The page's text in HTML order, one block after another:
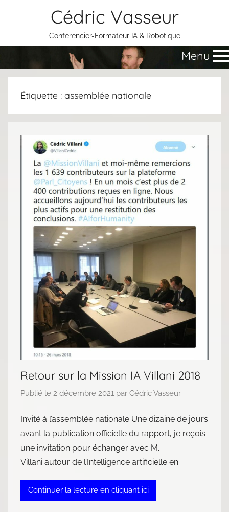
Cédric Vasseur
Conférencier-Formateur IA & Robotique
Menu
Étiquette : assemblée nationale
Retour sur la Mission IA Villani 2018
Publié le 2 décembre 2021 par Cédric Vasseur
Invité à l’assemblée nationale Une dizaine de jours
avant la publication officielle du rapport, je reçois
une invitation pour échanger avec M.
Villani autour de l’Intelligence artificielle en
Continuer la lecture en cliquant ici